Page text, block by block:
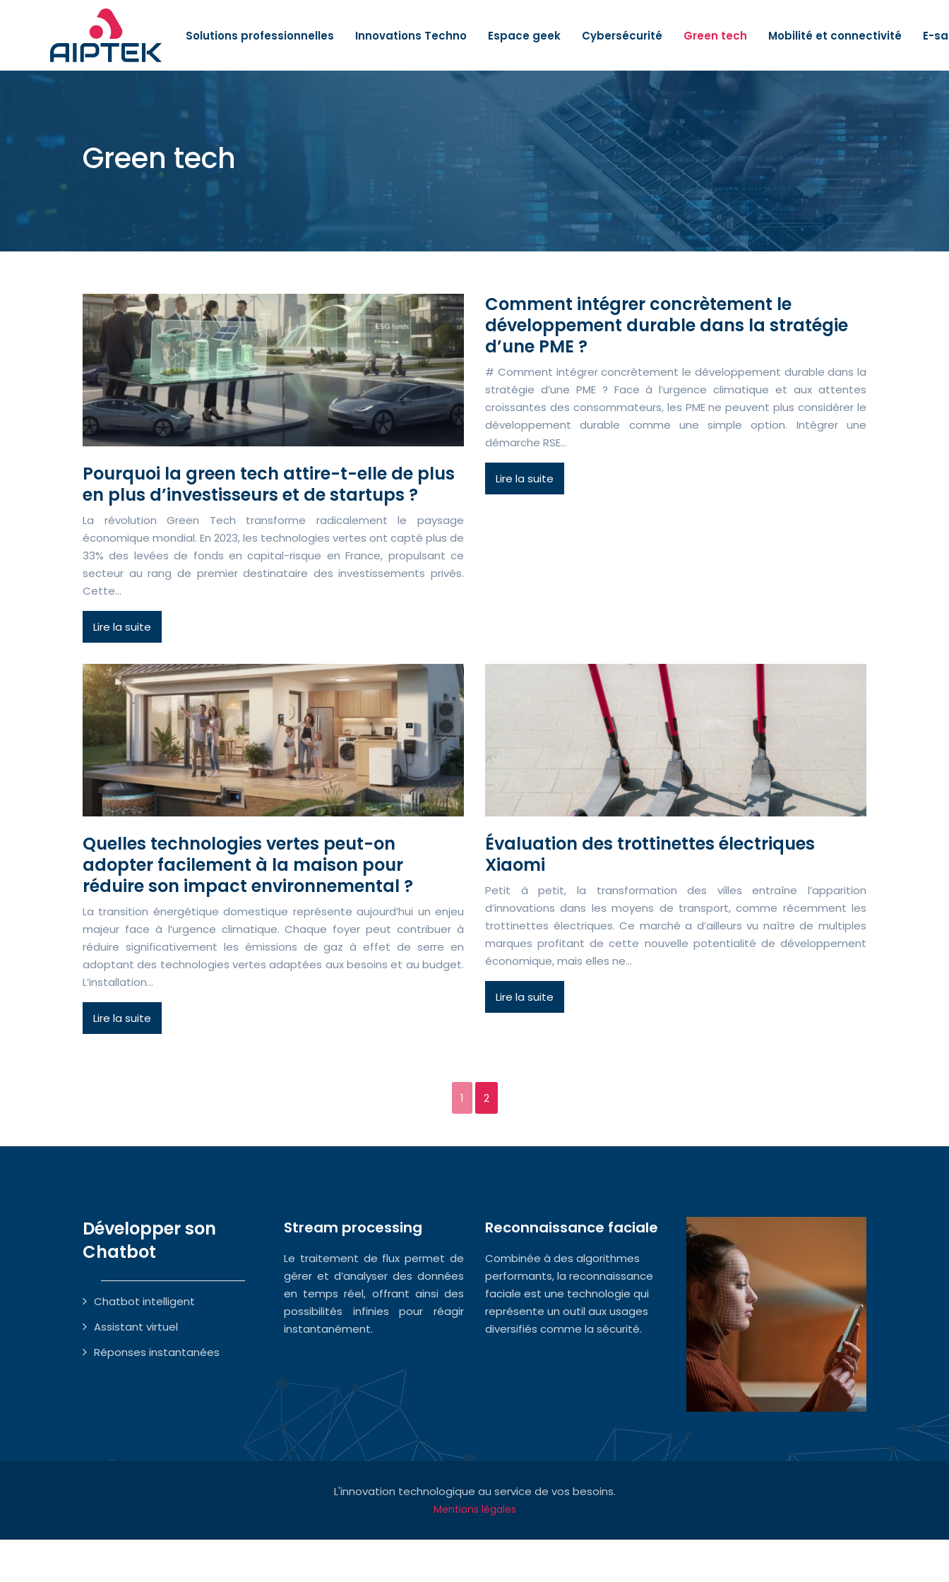
Solutions professionnelles Innovations Techno Espace geek Cybersécurité Green tech Mobilité et connectivité E-
Green tech
Pourquoi la green tech attire-t-elle de plus
en plus d’investisseurs et de startups ?
La révolution Green Tech transforme radicalement le paysage
économique mondial. En 2023, les technologies vertes ont capté plus de
33% des levées de fonds en capital-risque en France, propulsant ce
secteur au rang de premier destinataire des investissements privés.
Cette…
Lire la suite
Comment intégrer concrètement le
développement durable dans la stratégie
d’une PME ?
# Comment intégrer concrètement le développement durable dans la
stratégie d’une PME ? Face à l’urgence climatique et aux attentes
croissantes des consommateurs, les PME ne peuvent plus considérer le
développement durable comme une simple option. Intégrer une
démarche RSE…
Lire la suite
Quelles technologies vertes peut-on
adopter facilement à la maison pour
réduire son impact environnemental ?
La transition énergétique domestique représente aujourd’hui un enjeu
majeur face à l’urgence climatique. Chaque foyer peut contribuer à
réduire significativement les émissions de gaz à effet de serre en
adoptant des technologies vertes adaptées aux besoins et au budget.
L’installation…
Lire la suite
Évaluation des trottinettes électriques
Xiaomi
Petit à petit, la transformation des villes entraîne l’apparition
d’innovations dans les moyens de transport, comme récemment les
trottinettes électriques. Ce marché a d’ailleurs vu naître de multiples
marques profitant de cette nouvelle potentialité de développement
économique, mais elles ne…
Lire la suite
1 2
Développer son
Chatbot
Chatbot intelligent
Assistant virtuel
Réponses instantanées
Stream processing
Le traitement de flux permet de
gérer et d’analyser des données
en temps réel, offrant ainsi des
possibilités infinies pour réagir
instantanément.
Reconnaissance faciale
Combinée à des algorithmes
performants, la reconnaissance
faciale est une technologie qui
représente un outil aux usages
diversifiés comme la sécurité.
L'innovation technologique au service de vos besoins.
Mentions légales